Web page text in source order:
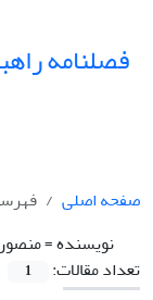
فصلنامه
صفحه اصلی
نویسنده =
تعداد مقالات:
1